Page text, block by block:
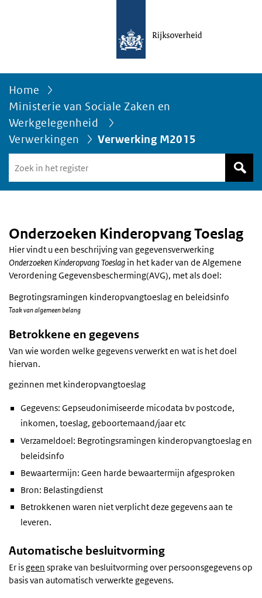
Home
Ministerie van Sociale Zaken en
Werkgelegenheid
Verwerkingen
Verwerking M2015
in
het
Onderzoeken Kinderopvang Toeslag
Hier vindt u een beschrijving van gegevensverwerking
Onderzoeken Kinderopvang Toeslag in het kader van de Algemene
Verordening Gegevensbescherming(AVG), met als doel:
Begrotingsramingen kinderopvangtoeslag en beleidsinfo
Taak van algemeen belang
Betrokkene en gegevens
Van wie worden welke gegevens verwerkt en wat is het doel
hiervan.
gezinnen met kinderopvangtoeslag
Gegevens: Gepseudonimiseerde micodata bv postcode,
inkomen, toeslag, geboortemaand/jaar etc
Verzameldoel: Begrotingsramingen kinderopvangtoeslag en
beleidsinfo
Bewaartermijn: Geen harde bewaartermijn afgesproken
Bron: Belastingdienst
Betrokkenen waren niet verplicht deze gegevens aan te
leveren.
Automatische besluitvorming
Er isgeen sprake van besluitvorming over persoonsgegevens op
basis van automatisch verwerkte gegevens.